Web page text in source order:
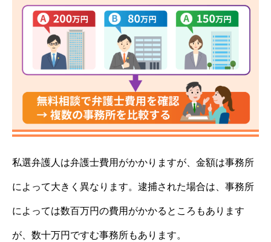
私選弁護人は弁護士費用がかかりますが、金額は事務所
によって大きく異なります。逮捕された場合は、事務所
によっては数百万円の費用がかかるところもあります
が、数十万円ですむ事務所もあります。